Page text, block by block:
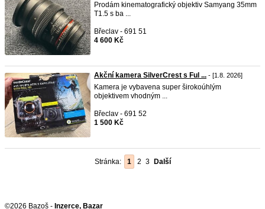
Prodám kinematografický objektiv Samyang 35mm
T1.5 s ba ...
Břeclav - 691 51
4 600 Kč
Akční kamera SilverCrest s Ful ... - [1.8. 2026]
Kamera je vybavena super širokoúhlým
objektivem vhodným ...
Břeclav - 691 52
1 500 Kč
Stránka: 1 2 3 Další
©2026 Bazoš - Inzerce, Bazar